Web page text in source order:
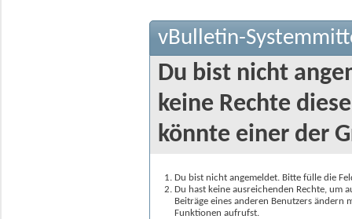
vBulletin-
Du bist nicht
keine Rechte
könnte einer der
Du bist nicht angemeldet. Bitte fülle die
Du hast keine ausreichenden Rechte, um
Beiträge eines anderen Benutzers
Funktionen aufrufst.